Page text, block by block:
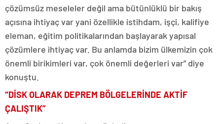
çözümsüz meseleler değil ama bütünlüklü bir bakış
açısına ihtiyaç var yani özellikle istihdam, işçi, kalifiye
eleman, eğitim politikalarından başlayarak yapısal
çözümlere ihtiyaç var. Bu anlamda bizim ülkemizin çok
önemli birikimleri var, çok önemli değerleri var” diye
konuştu.
“DİSK OLARAK DEPREM BÖLGELERİNDE AKTİF
ÇALIŞTIK”